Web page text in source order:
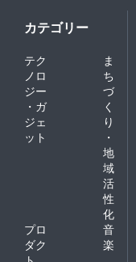
カテゴリー
テク
ノロ
ジー
・ガ
ジェ
ット
ま
ち
づ
く
り
・
地
域
活
性
化
プロ
ダク
音
楽